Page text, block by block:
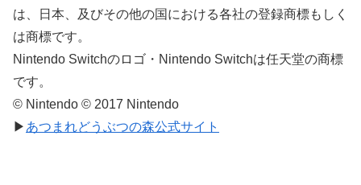
は、日本、及びその他の国における各社の登録商標もしく
は商標です。
Nintendo Switchのロゴ・Nintendo Switchは任天堂の商標
です。
© Nintendo © 2017 Nintendo
▶ あつまれどうぶつの森公式サイト